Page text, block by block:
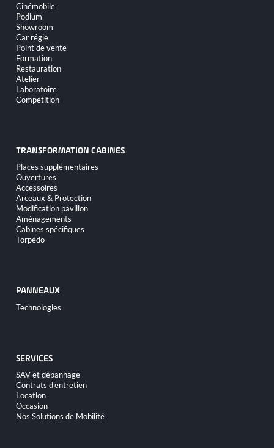
Cinémobile
Podium
Showroom
Car régie
Point de vente
Formation
Restauration
Atelier
Laboratoire
Compétition
TRANSFORMATION CABINES
Aller
au
contenu
Places supplémentaires
Ouvertures
Accessoires
Arceaux & Protection
Modification pavillon
Aménagements
Cabines spécifiques
Torpédo
PANNEAUX
Aller
au
Technologies
SERVICES
Aller
au
contenu
SAV et dépannage
Contrats d'entretien
Location
Occasion
Nos Solutions de Mobilité